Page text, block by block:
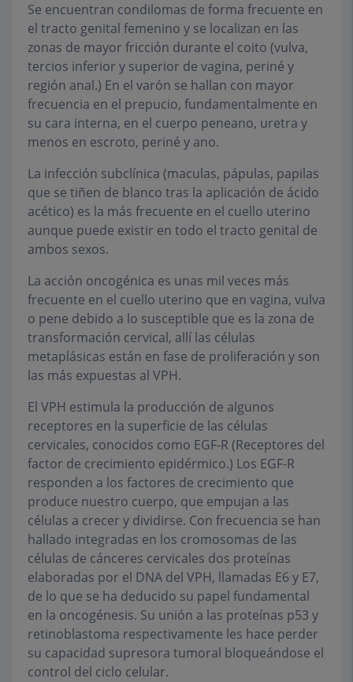
Se encuentran condilomas de forma frecuente en
el tracto genital femenino y se localizan en las
zonas de mayor fricción durante el coito (vulva,
tercios inferior y superior de vagina, periné y
región anal.) En el varón se hallan con mayor
frecuencia en el prepucio, fundamentalmente en
su cara interna, en el cuerpo peneano, uretra y
menos en escroto, periné y ano.
La infección subclínica (maculas, pápulas, papilas
que se tiñen de blanco tras la aplicación de ácido
acético) es la más frecuente en el cuello uterino
aunque puede existir en todo el tracto genital de
ambos sexos.
La acción oncogénica es unas mil veces más
frecuente en el cuello uterino que en vagina, vulva
o pene debido a lo susceptible que es la zona de
transformación cervical, allí las células
metaplásicas están en fase de proliferación y son
las más expuestas al VPH.
El VPH estimula la producción de algunos
receptores en la superficie de las células
cervicales, conocidos como EGF-R (Receptores del
factor de crecimiento epidérmico.) Los EGF-R
responden a los factores de crecimiento que
produce nuestro cuerpo, que empujan a las
células a crecer y dividirse. Con frecuencia se han
hallado integradas en los cromosomas de las
células de cánceres cervicales dos proteínas
elaboradas por el DNA del VPH, llamadas E6 y E7,
de lo que se ha deducido su papel fundamental
en la oncogénesis. Su unión a las proteínas p53 y
retinoblastoma respectivamente les hace perder
su capacidad supresora tumoral bloqueándose el
control del ciclo celular.